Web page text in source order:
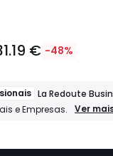
€ -48%
La Redoute
e Empresas.
Ver